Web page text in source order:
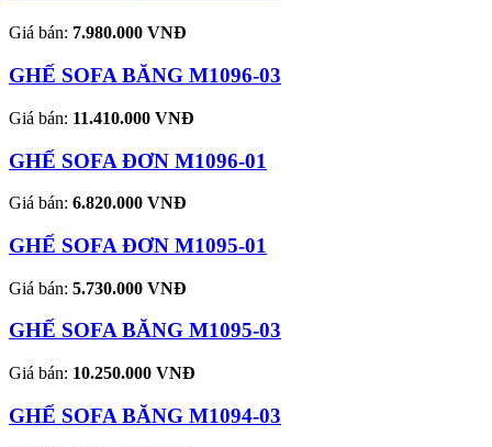
Giá bán: 7.980.000 VNĐ
GHẾ SOFA BĂNG M1096-03
Giá bán: 11.410.000 VNĐ
GHẾ SOFA ĐƠN M1096-01
Giá bán: 6.820.000 VNĐ
GHẾ SOFA ĐƠN M1095-01
Giá bán: 5.730.000 VNĐ
GHẾ SOFA BĂNG M1095-03
Giá bán: 10.250.000 VNĐ
GHẾ SOFA BĂNG M1094-03